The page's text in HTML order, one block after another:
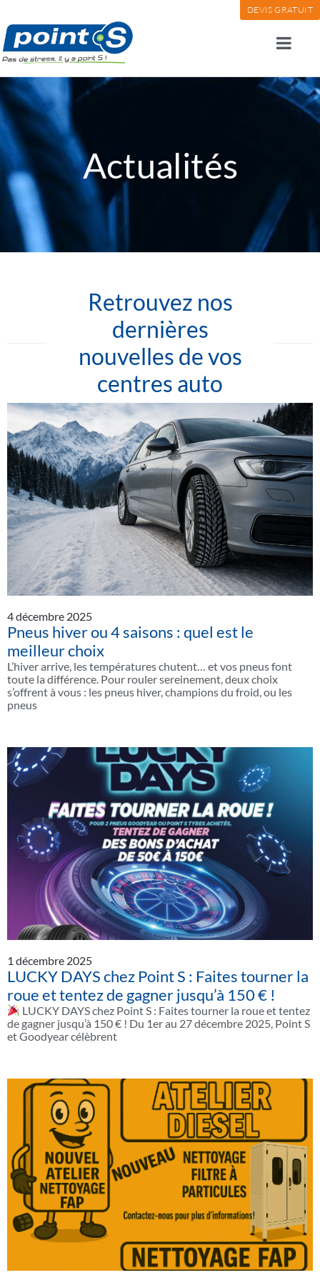
DEVIS GRATUIT
Actualités
Retrouvez nos
dernières
nouvelles de vos
centres auto
4 décembre 2025
Pneus hiver ou 4 saisons : quel est le
meilleur choix
L’hiver arrive, les températures chutent… et vos pneus font
toute la différence. Pour rouler sereinement, deux choix
s’offrent à vous : les pneus hiver, champions du froid, ou les
pneus
1 décembre 2025
LUCKY DAYS chez Point S : Faites tourner la
roue et tentez de gagner jusqu’à 150 € !
LUCKY DAYS chez Point S : Faites tourner la roue et tentez
de gagner jusqu’à 150 € ! Du 1er au 27 décembre 2025, Point S
et Goodyear célèbrent